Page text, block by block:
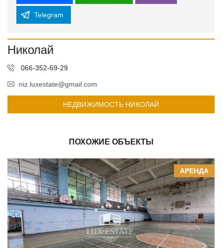
Telegram
Николай
066-352-69-29
niz.luxestate@gmail.com
НЕДВИЖИМОСТЬ НИКОЛАЙ
ПОХОЖИЕ ОБЪЕКТЫ
АРЕНДА